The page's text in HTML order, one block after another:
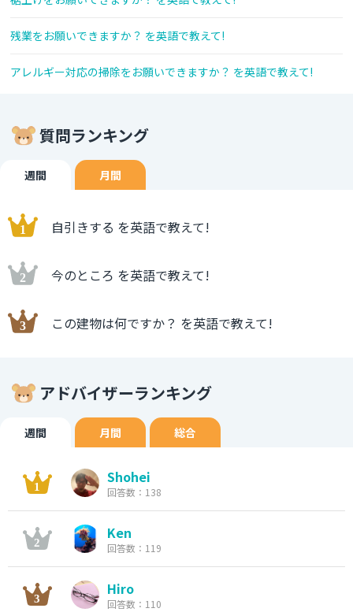
残業をお願いできますか？ を英語で教えて!
アレルギー対応の掃除をお願いできますか？ を英語で教えて!
質問ランキング
週間 月間
自引きする を英語で教えて!
今のところ を英語で教えて!
この建物は何ですか？ を英語で教えて!
アドバイザーランキング
週間 月間 総合
Shohei
回答数：138
Ken
回答数：119
Hiro
回答数：110